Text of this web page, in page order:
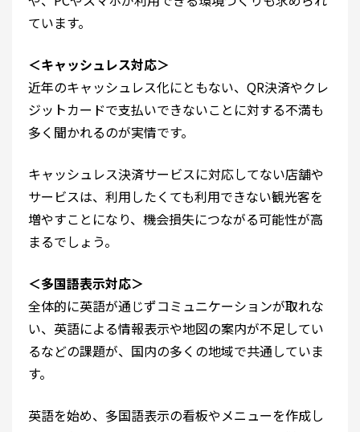
ています。
＜キャッシュレス対応＞
近年のキャッシュレス化にともない、QR決済やクレ
ジットカードで支払いできないことに対する不満も
多く聞かれるのが実情です。
キャッシュレス決済サービスに対応してない店舗や
サービスは、利用したくても利用できない観光客を
増やすことになり、機会損失につながる可能性が高
まるでしょう。
＜多国語表示対応＞
全体的に英語が通じずコミュニケーションが取れな
い、英語による情報表示や地図の案内が不足してい
るなどの課題が、国内の多くの地域で共通していま
す。
英語を始め、多国語表示の看板やメニューを作成し